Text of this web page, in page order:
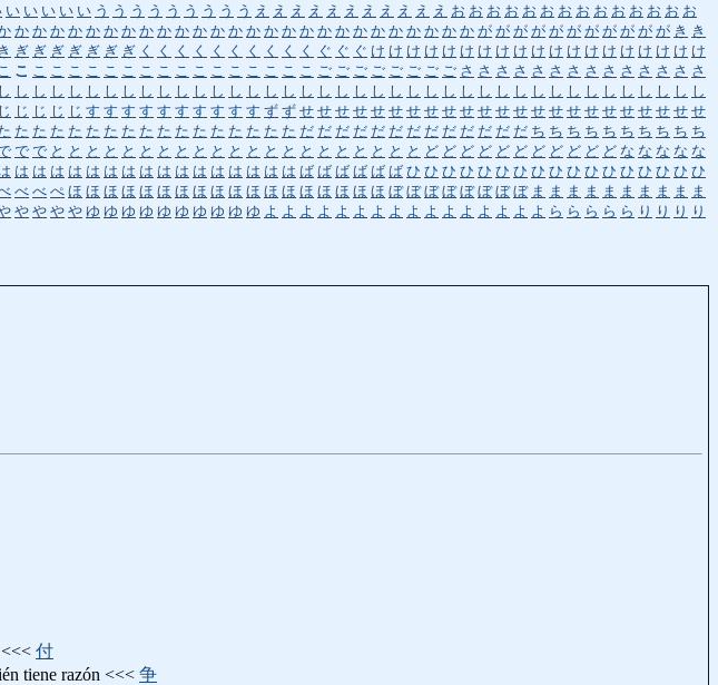
い い い い い う う う う う う う う う え え え え え え え え え え え お お お お お お お お お お お お お お
か か か か か か か か か か か か か か か か か か か か か か か か か か が が が が が が が が が が が き き
き ぎ ぎ ぎ ぎ ぎ ぎ ぎ く く く く く く く く く く ぐ ぐ ぐ け け け け け け け け け け け け け け け け け け け
こ こ こ こ こ こ こ こ こ こ こ こ こ こ こ こ こ こ ご ご ご ご ご ご ご ご さ さ さ さ さ さ さ さ さ さ さ さ さ さ
し し し し し し し し し し し し し し し し し し し し し し し し し し し し し し し し し し し し し し し し
じ じ じ じ じ す す す す す す す す す す ず ず せ せ せ せ せ せ せ せ せ せ せ せ せ せ せ せ せ せ せ せ せ せ せ
た た た た た た た た た た た た た た た た だ だ だ だ だ だ だ だ だ だ だ だ だ ち ち ち ち ち ち ち ち ち ち
で で と と と と と と と と と と と と と と と と と と と と と ど ど ど ど ど ど ど ど ど ど ど な な な な な
は は は は は は は は は は は は は は は は ば ば ば ば ば ば ひ ひ ひ ひ ひ ひ ひ ひ ひ ひ ひ ひ ひ ひ ひ ひ ひ
べ べ ぺ ほ ほ ほ ほ ほ ほ ほ ほ ほ ほ ほ ほ ほ ほ ほ ほ ほ ほ ぼ ぼ ぼ ぼ ぼ ぼ ぼ ぼ ま ま ま ま ま ま ま ま ま ま
や や や や ゆ ゆ ゆ ゆ ゆ ゆ ゆ ゆ ゆ ゆ よ よ よ よ よ よ よ よ よ よ よ よ よ よ よ よ ら ら ら ら ら り り り り
付
tiene razón <<< 争